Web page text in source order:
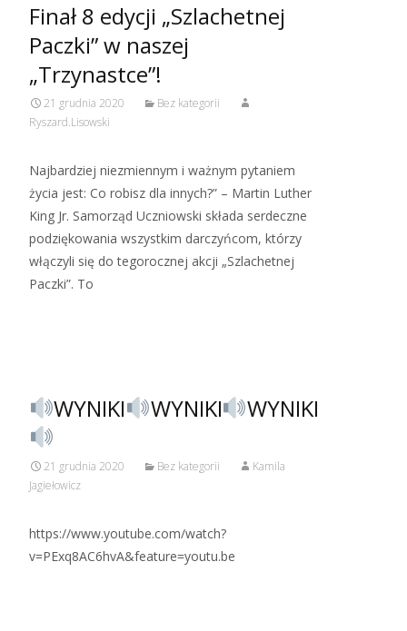
Finał 8 edycji „Szlachetnej
Paczki” w naszej
„Trzynastce”!
21 grudnia 2020
Bez kategorii
Ryszard.Lisowski
Najbardziej niezmiennym i ważnym pytaniem
życia jest: Co robisz dla innych?” – Martin Luther
King Jr. Samorząd Uczniowski składa serdeczne
podziękowania wszystkim darczyńcom, którzy
włączyli się do tegorocznej akcji „Szlachetnej
Paczki”. To
WYNIKI WYNIKI WYNIKI
21 grudnia 2020 Bez kategorii
Kamila
Jagiełowicz
https://www.youtube.com/watch?
v=PExq8AC6hvA&feature=youtu.be